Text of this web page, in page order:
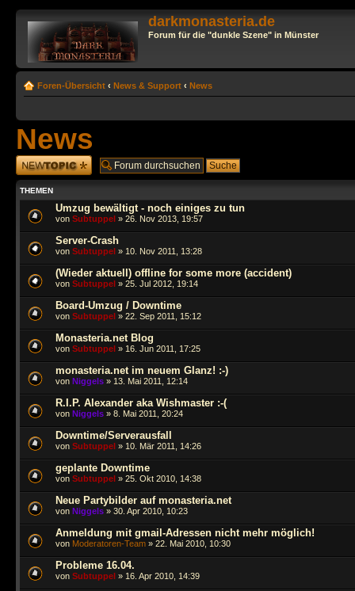
darkmonasteria.de
Forum für die "dunkle Szene" in Münster
Foren-Übersicht ‹ News & Support ‹ News
News
Neues Thema
erstellen
THEMEN
Umzug bewältigt - noch einiges zu tun
von Subtuppel » 26. Nov 2013, 19:57
Server-Crash
von Subtuppel » 10. Nov 2011, 13:28
(Wieder aktuell) offline for some more (accident)
von Subtuppel » 25. Jul 2012, 19:14
Board-Umzug / Downtime
von Subtuppel » 22. Sep 2011, 15:12
Monasteria.net Blog
von Subtuppel » 16. Jun 2011, 17:25
monasteria.net im neuem Glanz! :-)
von Niggels » 13. Mai 2011, 12:14
R.I.P. Alexander aka Wishmaster :-(
von Niggels » 8. Mai 2011, 20:24
Downtime/Serverausfall
von Subtuppel » 10. Mär 2011, 14:26
geplante Downtime
von Subtuppel » 25. Okt 2010, 14:38
Neue Partybilder auf monasteria.net
von Niggels » 30. Apr 2010, 10:23
Anmeldung mit gmail-Adressen nicht mehr möglich!
von Moderatoren-Team » 22. Mai 2010, 10:30
Probleme 16.04.
von Subtuppel » 16. Apr 2010, 14:39